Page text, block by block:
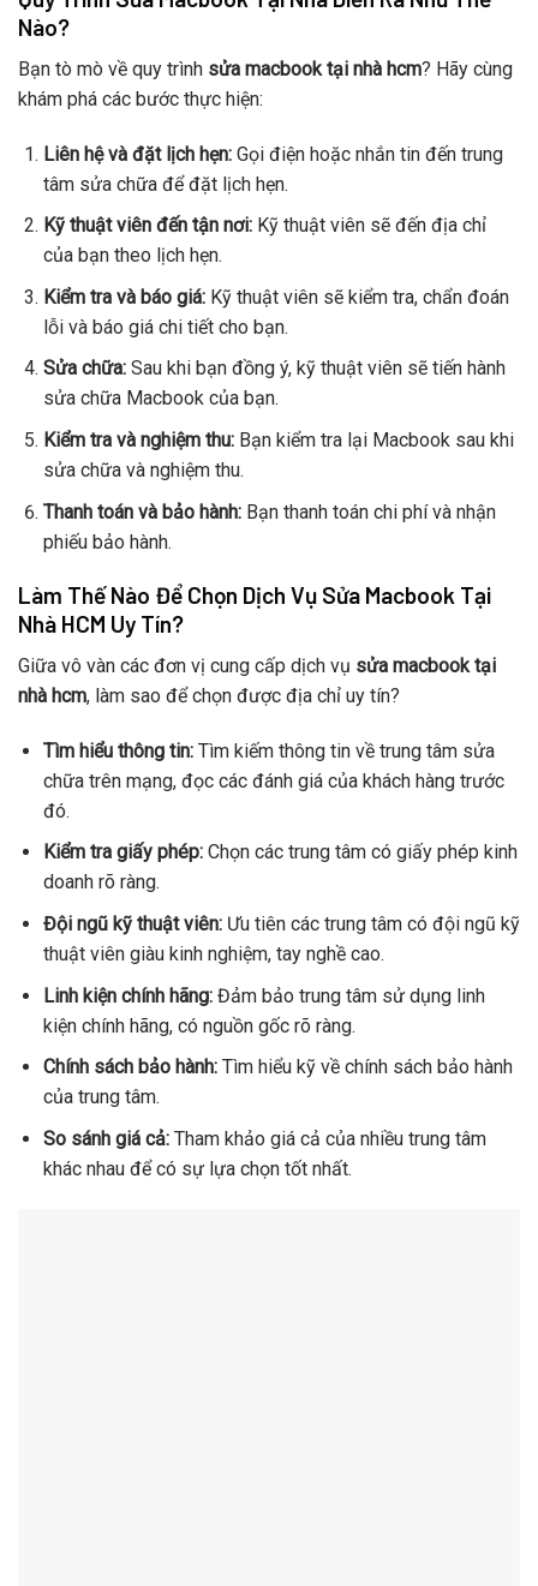
Nào?
Bạn tò mò về quy trình sửa macbook tại nhà hcm? Hãy cùng
khám phá các bước thực hiện:
Liên hệ và đặt lịch hẹn:Gọi điện hoặc nhắn tin đến trung
tâm sửa chữa để đặt lịch hẹn.
Kỹ thuật viên đến tận nơi:Kỹ thuật viên sẽ đến địa chỉ
của bạn theo lịch hẹn.
Kiểm tra và báo giá:Kỹ thuật viên sẽ kiểm tra, chẩn đoán
lỗi và báo giá chi tiết cho bạn.
Sửa chữa:Sau khi bạn đồng ý, kỹ thuật viên sẽ tiến hành
sửa chữa Macbook của bạn.
Kiểm tra và nghiệm thu:Bạn kiểm tra lại Macbook sau khi
sửa chữa và nghiệm thu.
Thanh toán và bảo hành:Bạn thanh toán chi phí và nhận
phiếu bảo hành.
Làm Thế Nào Để Chọn Dịch Vụ Sửa Macbook Tại
Nhà HCM Uy Tín?
Giữa vô vàn các đơn vị cung cấp dịch vụ sửa macbook tại
nhà hcm, làm sao để chọn được địa chỉ uy tín?
Tìm hiểu thông tin:Tìm kiếm thông tin về trung tâm sửa
chữa trên mạng, đọc các đánh giá của khách hàng trước
đó.
Kiểm tra giấy phép:Chọn các trung tâm có giấy phép kinh
doanh rõ ràng.
Đội ngũ kỹ thuật viên:Ưu tiên các trung tâm có đội ngũ kỹ
thuật viên giàu kinh nghiệm, tay nghề cao.
Linh kiện chính hãng:Đảm bảo trung tâm sử dụng linh
kiện chính hãng, có nguồn gốc rõ ràng.
Chính sách bảo hành:Tìm hiểu kỹ về chính sách bảo hành
của trung tâm.
So sánh giá cả:Tham khảo giá cả của nhiều trung tâm
khác nhau để có sự lựa chọn tốt nhất.